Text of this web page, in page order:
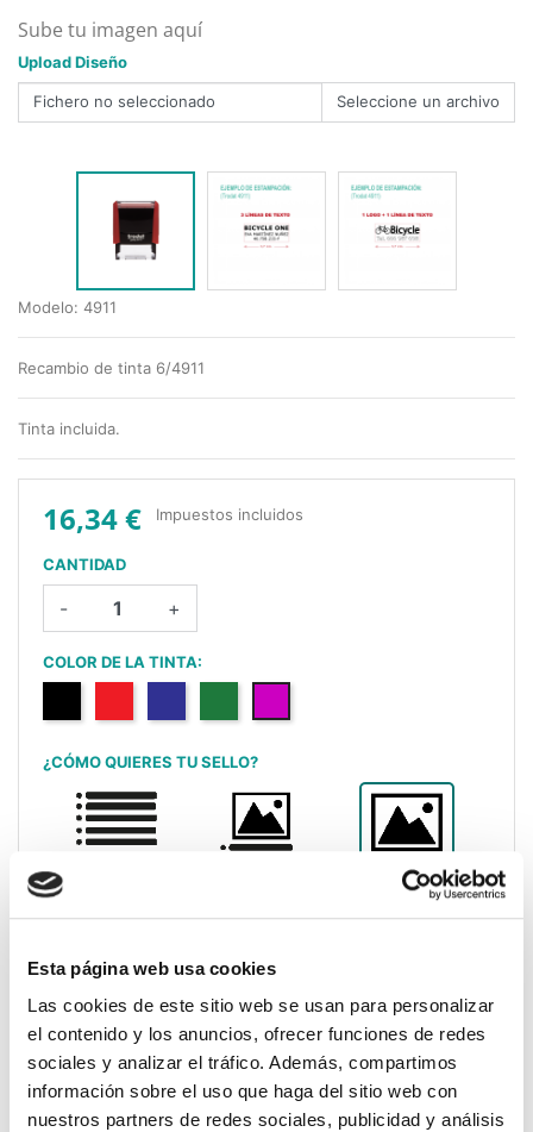
Esta página web usa cookies
Las cookies de este sitio web se usan para personalizar
el contenido y los anuncios, ofrecer funciones de redes
sociales y analizar el tráfico. Además, compartimos
información sobre el uso que haga del sitio web con
nuestros partners de redes sociales, publicidad y análisis
16,34 € Impuestos incluidos
CANTIDAD
- +
COLOR DE LA TINTA:
Negro
Verde Lilac
¿CÓMO QUIERES TU SELLO?
Sube tu diseño
completo
Ajustar tu imagen a la medida del sello?
No
Si
Modelo: 4911
Recambio de tinta 6/4911
Tinta incluida.
Sube tu imagen aquí
Upload Diseño
Fichero no seleccionado